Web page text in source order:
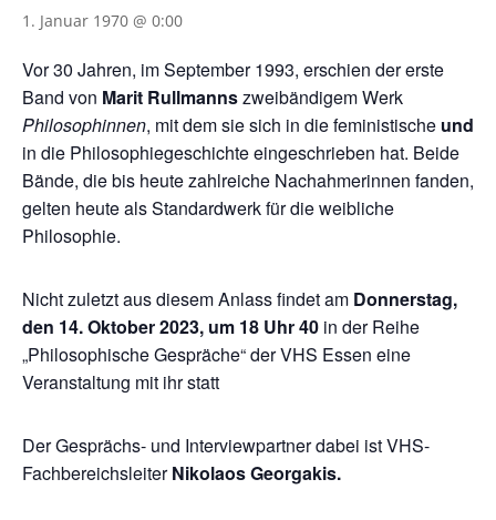
1. Januar 1970 @ 0:00
Vor 30 Jahren, im September 1993, erschien der erste
Band von Marit Rullmannszweibändigem Werk
Philosophinnen, mit dem sie sich in die feministische und
in die Philosophiegeschichte eingeschrieben hat. Beide
Bände, die bis heute zahlreiche Nachahmerinnen fanden,
gelten heute als Standardwerk für die weibliche
Philosophie.
Nicht zuletzt aus diesem Anlass findet am Donnerstag,
den 14. Oktober 2023, um 18 Uhr 40 in der Reihe
„Philosophische Gespräche“ der VHS Essen eine
Veranstaltung mit ihr statt
Der Gesprächs- und Interviewpartner dabei ist VHS-
FachbereichsleiterNikolaos Georgakis.